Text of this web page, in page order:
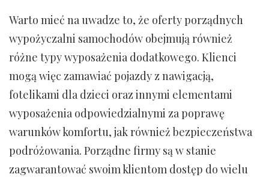
Warto mieć na uwadze to, że oferty porządnych
wypożyczalni samochodów obejmują również
różne typy wyposażenia dodatkowego. Klienci
mogą więc zamawiać pojazdy z nawigacją,
fotelikami dla dzieci oraz innymi elementami
wyposażenia odpowiedzialnymi za poprawę
warunków komfortu, jak również bezpieczeństwa
podróżowania. Porządne firmy są w stanie
zagwarantować swoim klientom dostęp do wielu